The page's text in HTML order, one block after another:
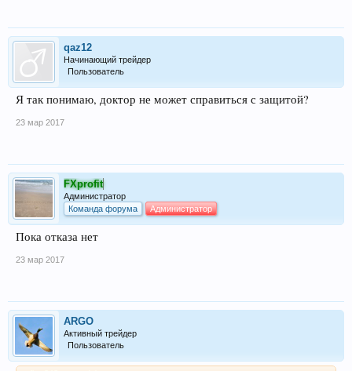
qaz12
Начинающий трейдер
Пользователь
Я так понимаю, доктор не может справиться с защитой?
23 мар 2017
FXprofit
Администратор
Команда форума
Администратор
Пока отказа нет
23 мар 2017
ARGO
Активный трейдер
Пользователь